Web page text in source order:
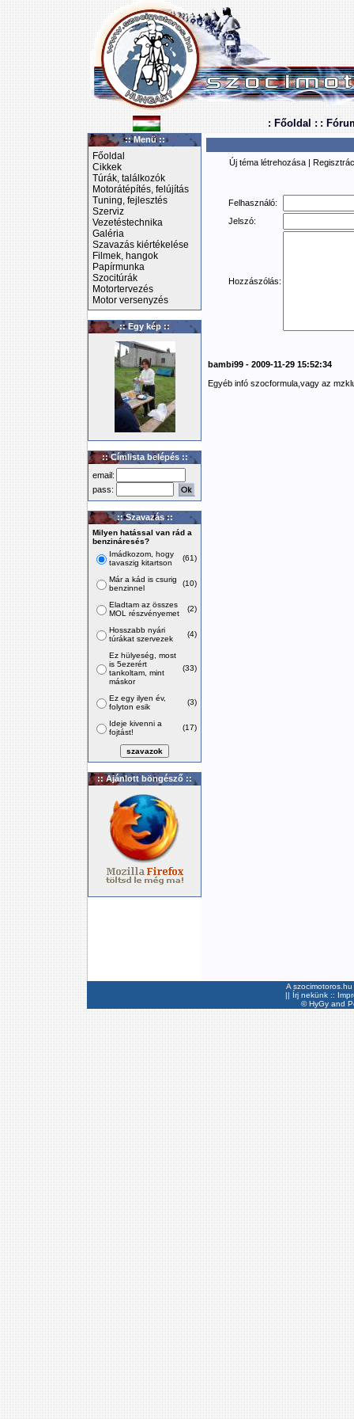
: Főoldal : :
:: Menü ::
Főoldal
Cikkek
Túrák, találkozók
Motorátépítés, felújítás
Tuning, fejlesztés
Szerviz
Vezetéstechnika
Galéria
Szavazás kiértékelése
Filmek, hangok
Papírmunka
Szocitúrák
Motortervezés
Motor versenyzés
:: Egy kép ::
:: Címlista belépés ::
email:
pass:
:: Szavazás ::
Milyen hatással van rád a
benzináresés?
Imádkozom, hogy
tavaszig kitartson
(61)
Már a kád is csurig
benzinnel
(10)
Eladtam az összes
MOL részvényemet
(2)
Hosszabb nyári
túrákat szervezek
(4)
Ez hülyeség, most
is 5ezerért
tankoltam, mint
máskor
(33)
Ez egy ilyen év,
folyton esik
(3)
Ideje kivenni a
fojtást!
(17)
:: Ajánlott böngésző ::
Új téma létrehozása |
Felhasználó:
Jelszó:
Hozzászólás:
bambi99 - 2009-11-29 15:52:34
Egyéb infó szocformula,vagy az
A
|| Írj nekünk ::
©HyGyand